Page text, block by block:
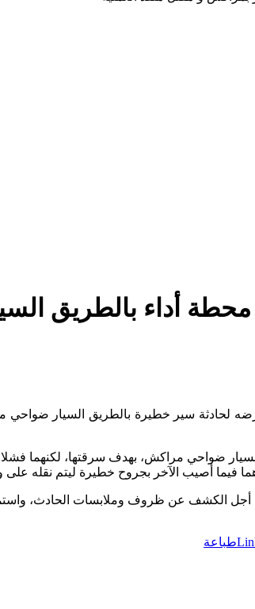
أداء بالطريق
قليل (ظهر اليوم الثلاثاء 8 دجنبر) إثر تعرضه لحادثة سير
ضواحي مراكش، بهدف سرقتها، لكنهما
فيما أصيب الآخر بجروح خطيرة ليتم
أجل الكشف عن ظروف وملابسات الحادث،
طباعة